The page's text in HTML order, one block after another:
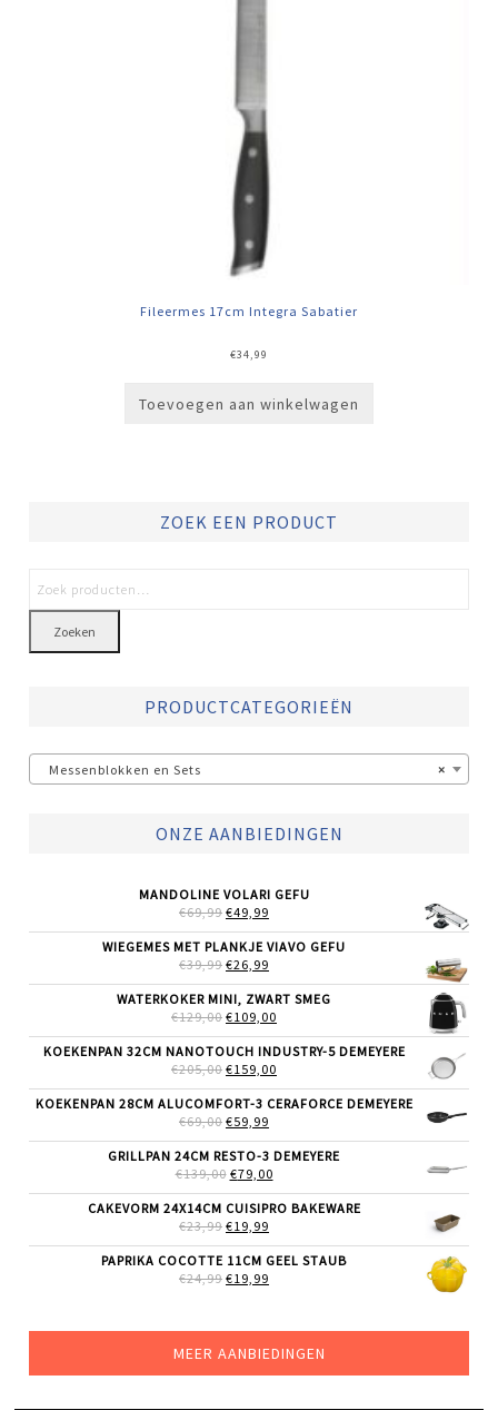
Fileermes 17cm Integra Sabatier
€34,99
Toevoegen aan winkelwagen
ZOEK EEN PRODUCT
Zoeken
PRODUCTCATEGORIEËN
×
Messenblokken en Sets
ONZE AANBIEDINGEN
MANDOLINE VOLARI GEFU
€69,99 OORSPRONKELIJKE
WAS:
€69,99.
€49,99
IS:
WIEGEMES MET PLANKJE VIAVO GEFU
€39,99 OORSPRONKELIJKE
WAS:
€39,99.
€26,99
IS:
€26,99.
WATERKOKER MINI, ZWART SMEG
€129,00 OORSPRONKELIJKE
WAS:
€129,00.
€109,00
IS:
KOEKENPAN 32CM NANOTOUCH INDUSTRY-5 DEMEYERE
€205,00 OORSPRONKELIJKE
WAS:
€205,00.
€159,00
IS:
KOEKENPAN 28CM ALUCOMFORT-3 CERAFORCE DEMEYERE
€69,00 OORSPRONKELIJKE
WAS:
€69,00.
€59,99
IS:
€59,99.
GRILLPAN 24CM RESTO-3 DEMEYERE
€139,00 OORSPRONKELIJKE
WAS:
€139,00.
€79,00HUIDIGE
IS:
CAKEVORM 24X14CM CUISIPRO BAKEWARE
€23,99 OORSPRONKELIJKE
WAS:
€23,99.
€19,99
IS:
PAPRIKA COCOTTE 11CM GEEL STAUB
€24,99 OORSPRONKELIJKE
€19,99
MEER AANBIEDINGEN